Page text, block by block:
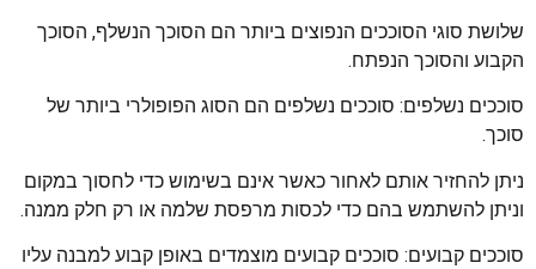
שלושת סוגי הסוככים הנפוצים ביותר הם הסוכך הנשלף, הסוכך
הקבוע והסוכך הנפתח.
סוככים נשלפים: סוככים נשלפים הם הסוג הפופולרי ביותר של
סוכך.
ניתן להחזיר אותם לאחור כאשר אינם בשימוש כדי לחסוך במקום
וניתן להשתמש בהם כדי לכסות מרפסת שלמה או רק חלק ממנה.
סוככים קבועים: סוככים קבועים מוצמדים באופן קבוע למבנה עליו